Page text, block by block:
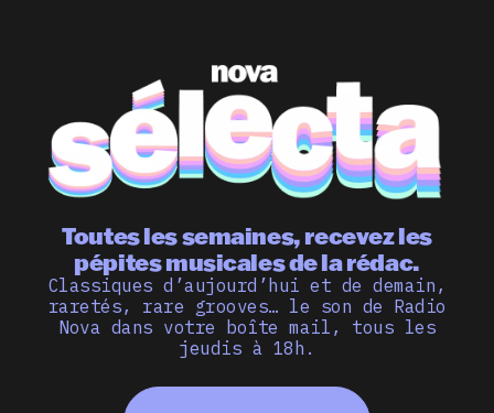
Toutes les semaines, recevez les
pépites musicales de la rédac.
Classiques d’aujourd’hui et de demain,
raretés, rare grooves… le son de Radio
Nova dans votre boîte mail, tous les
jeudis à 18h.